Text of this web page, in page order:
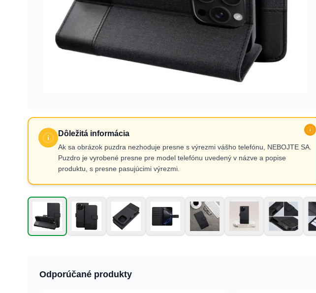
Dôležitá informácia
Ak sa obrázok puzdra nezhoduje presne s výrezmi vášho telefónu, NEBOJTE SA.
Puzdro je vyrobené presne pre model telefónu uvedený v názve a popise
produktu, s presne pasujúcimi výrezmi.
Odporúčané produkty